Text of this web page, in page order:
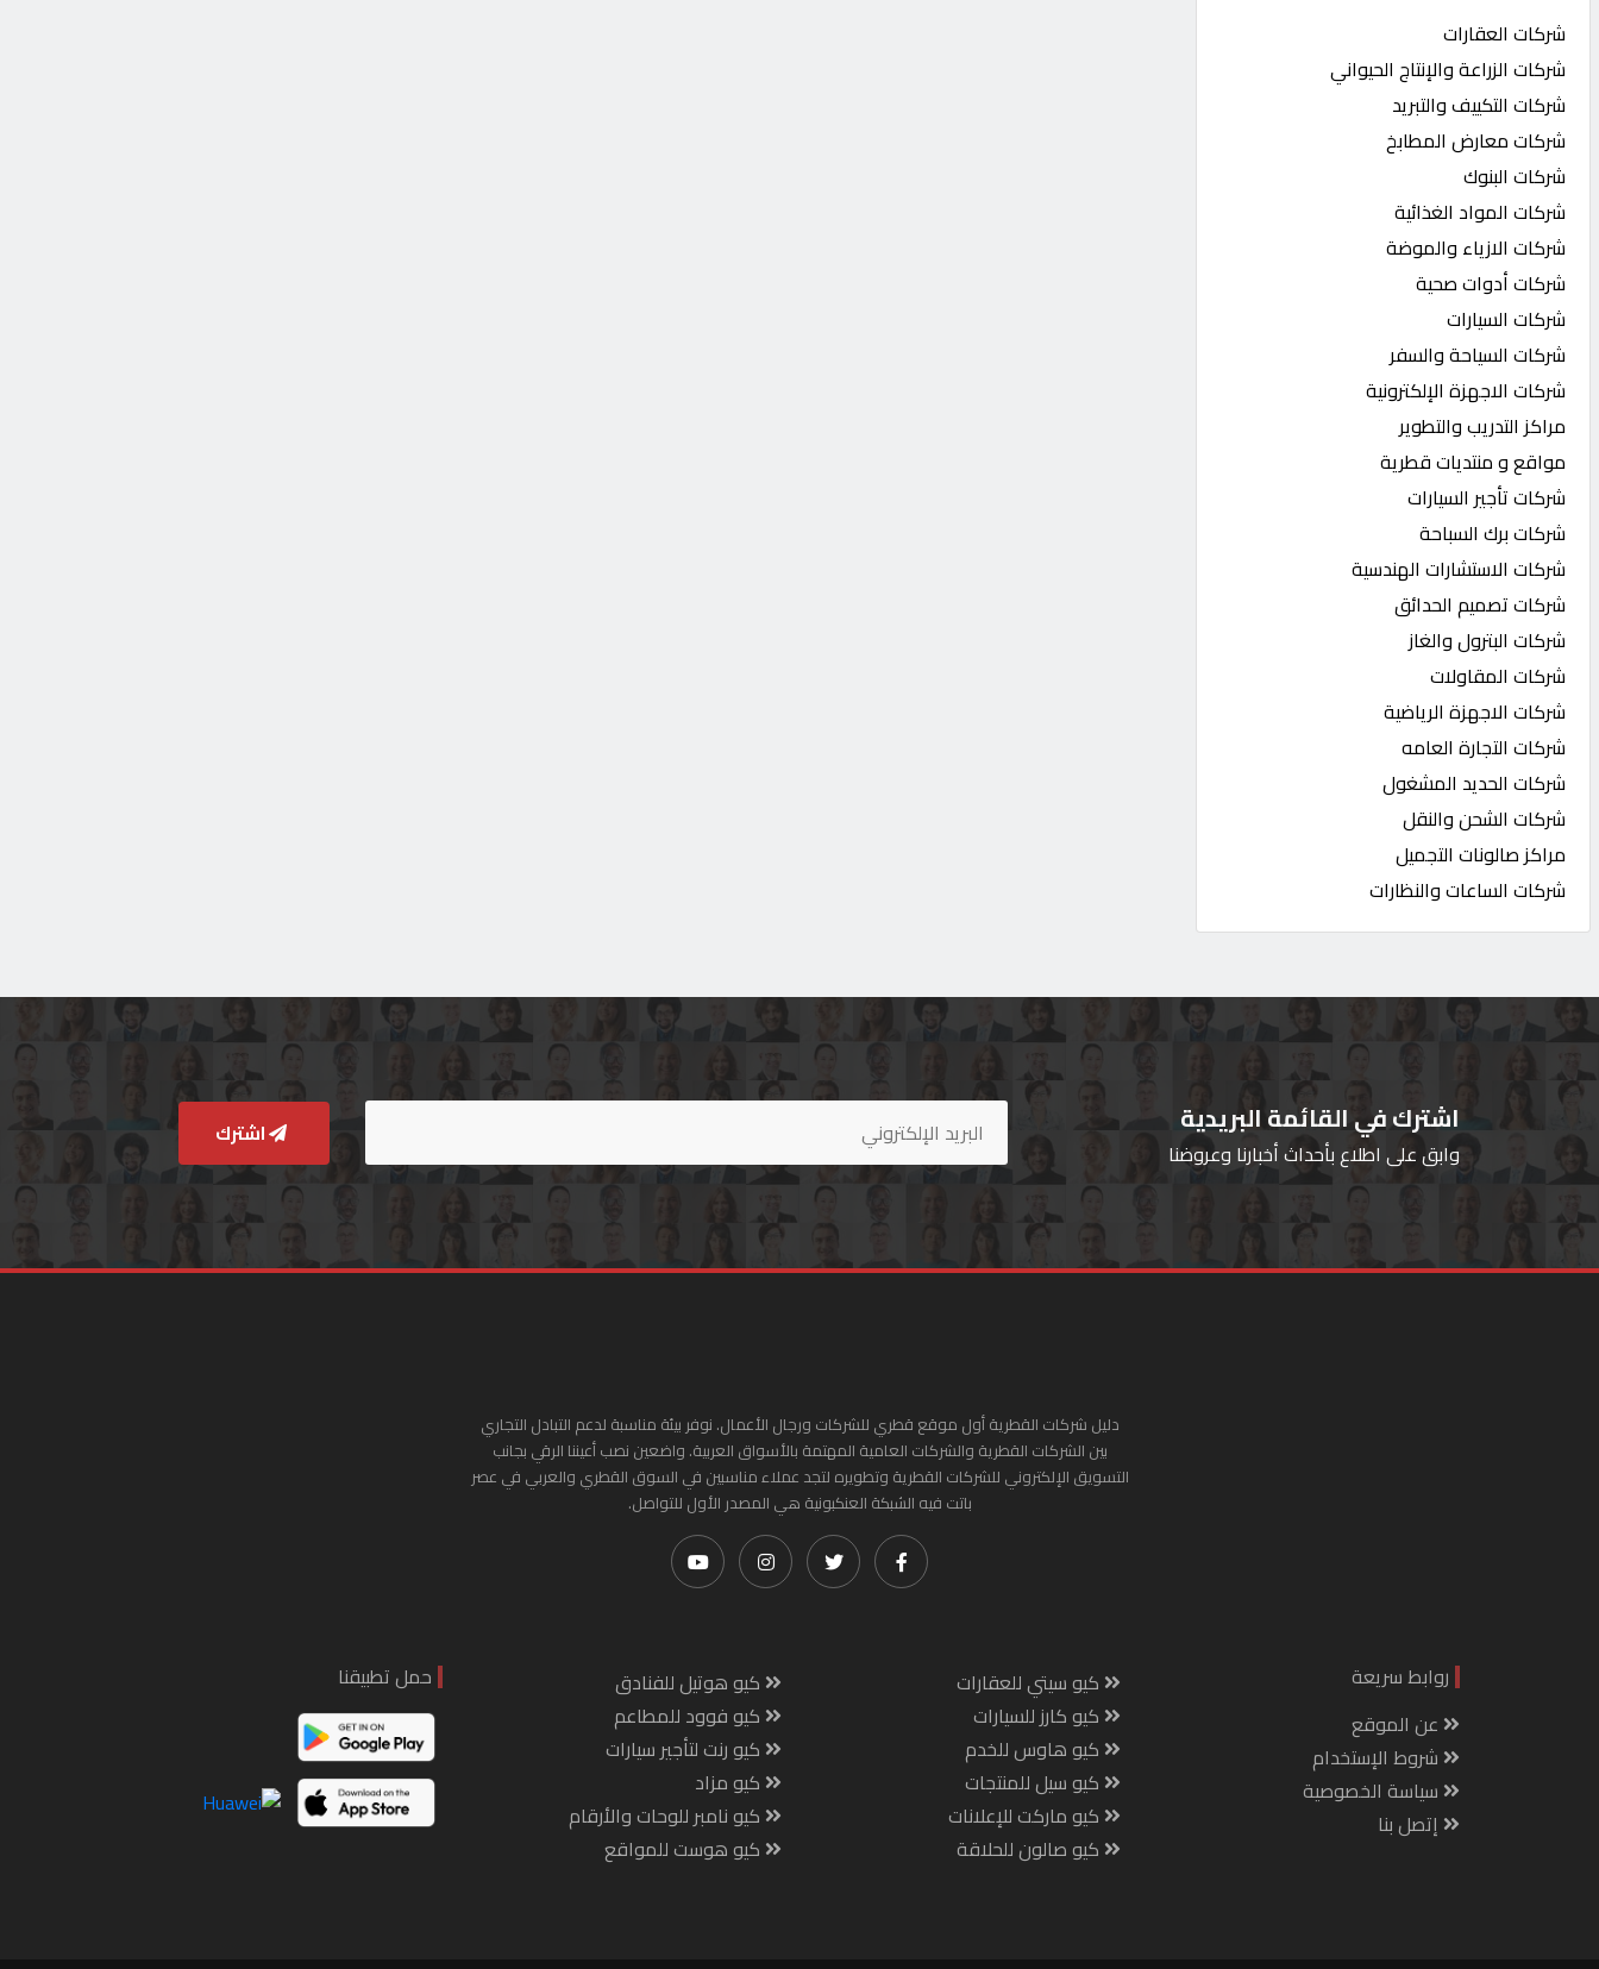
الدليل
القطري
POWERED
QHOST
شركات العقارات
شركات الزراعة والإنتاج الحيواني
شركات التكييف والتبريد
شركات معارض المطابخ
شركات البنوك
شركات المواد الغذائية
شركات الازياء والموضة
شركات أدوات صحية
شركات السيارات
شركات السياحة والسفر
شركات الاجهزة الإلكترونية
مراكز التدريب والتطوير
مواقع و منتديات قطرية
شركات تأجير السيارات
شركات برك السباحة
شركات الاستشارات الهندسية
شركات تصميم الحدائق
شركات البترول والغاز
شركات المقاولات
شركات الاجهزة الرياضية
شركات التجارة العامه
شركات الحديد المشغول
شركات الشحن والنقل
مراكز صالونات التجميل
شركات الساعات والنظارات
اشترك في القائمة البريدية
وابق على اطلاع بأحداث أخبارنا وعروضنا
اشترك
دليل شركات القطرية أول موقع قطري للشركات ورجال الأعمال. نوفر بيئة مناسبة لدعم التبادل التجاري
بين الشركات القطرية والشركات العامية المهتمة بالأسواق العربية. واضعين نصب أعيننا الرقي بجانب
التسويق الإلكتروني للشركات القطرية وتطويره لتجد عملاء مناسبين في السوق القطري والعربي في عصر
باتت فيه الشبكة العنكبونية هي المصدر الأول للتواصل.
روابط سريعة
عن الموقع
شروط الإستخدام
سياسة الخصوصية
إتصل بنا
كيو سيتي للعقارات
كيو كارز للسيارات
كيو هاوس للخدم
كيو سيل للمنتجات
كيو ماركت للإعلانات
كيو صالون للحلاقة
كيو هوتيل للفنادق
كيو فوود للمطاعم
كيو رنت لتأجير سيارات
كيو مزاد
كيو نامبر للوحات والأرقام
كيو هوست للمواقع
حمل تطبيقنا